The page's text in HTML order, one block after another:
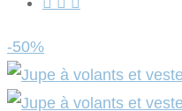
-50%